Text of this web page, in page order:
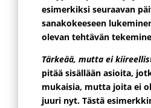
esimerkiksi seuraavan
sanakokeeseen
olevan tehtävän
Tärkeää, mutta ei
pitää sisällään asioita,
mukaisia, mutta joita ei
juuri nyt. Tästä